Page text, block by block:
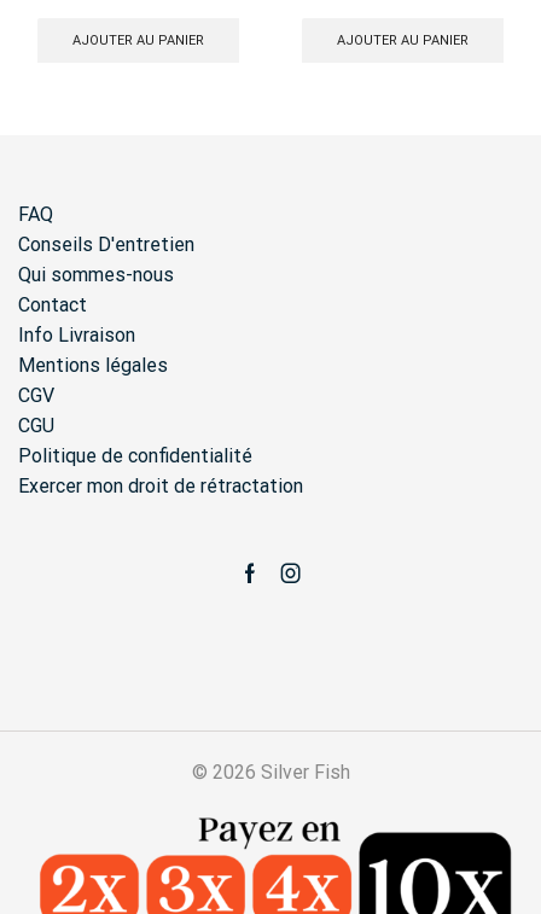
AJOUTER AU PANIER AJOUTER AU PANIER
FAQ
Conseils D'entretien
Qui sommes-nous
Contact
Info Livraison
Mentions légales
CGV
CGU
Politique de confidentialité
Exercer mon droit de rétractation
FacebookInstagram
© 2026 Silver Fish